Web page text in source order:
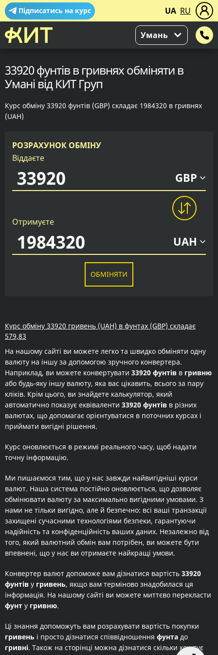
Підписатись на курс UA RU
Умань
33920 фунтів в гривнях обміняти в
Умані від КИТ Груп
Курс обміну 33920 фунтів (GBP) складає 1984320 в гривнях
(UAH)
РОЗРАХУНОК ОБМІНУ
Віддаєте
GBP
Отримуєте
UAH
ОБМІНЯТИ
Курс обміну 33920 гривень (UAH) в фунтах (GBP) складає
579,83
На нашому сайті ви можете легко та швидко обміняти одну
валюту на іншу за допомогою зручного конвертера.
Наприклад, ви можете конвертувати 33920 фунтів в гривню
або будь-яку іншу валюту, яка вас цікавить, всього за пару
кліків. Крім цього, ви знайдете калькулятор, який
автоматично показує еквіваленти 33920 фунтів в різних
валютах, що допомагає орієнтуватися в поточних курсах і
приймати вигідні рішення.
Курс оновлюється в режимі реального часу, щоб надати
точну інформацію.
Ми пишаємося тим, що у нас завжди найвигідніші курси
валют. Наша система постійно оновлюється, що дозволяє
обмінювати валюту за максимально вигідними умовами. З
нами не тільки вигідно, але й безпечно: всі ваші транзакції
захищені сучасними технологіями безпеки, гарантуючи
надійність та конфіденційність ваших даних. Незалежно від
того, який валютний обмін вам потрібен, ви можете бути
впевнені, що у нас ви отримаєте найкращі умови.
Конвертер валют допоможе вам дізнатися вартість 33920
фунтів у гривень, якщо вам терміново знадобилася ця
інформація. На нашому сайті ви можете миттєво перекласти
фунт у гривню.
Ці знання допоможуть вам розрахувати вартість покупки
гривень і просто дізнатися співвідношення фунта до
гривні. Також на сторінці можна дізнатися скільки коштує